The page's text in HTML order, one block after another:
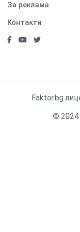
За реклама
Контакти
Faktor.bg
© 2024